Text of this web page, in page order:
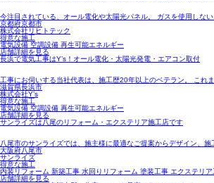
今注目されている、オール電化や太陽光パネル。 ガスを使用しな
京都府京都市
株式会社リヒトテック
得意な施工
電気設備 空調設備 再生可能エネルギー
店舗詳細を見る
長浜で電気工事はY’s！オール電化・太陽光発電・エアコン取付
工事にお伺いする当社代表は、施工歴20年以上のベテラン。 これ
滋賀県長浜市
株式会社Y’s
得意な施工
電気設備 空調設備 再生可能エネルギー
店舗詳細を見る
サンライズは八尾のリフォーム・エクステリア施工店です
八尾市のサンライズでは、施主様に最適なご提案からデザイン、
大阪府八尾市
サンライズ
得意な施工
内装リフォーム 新築工事 水回りリフォーム 塗装工事 エクステリ
店舗詳細を見る